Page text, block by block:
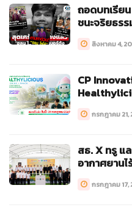
ถอดบทเรีย
ชนะจริยธร
สิงหาคม 4,
CP
กรกฎาคม 21,
สธ. X ทรู แ
อากาศยาน
กรกฎาคม 17,